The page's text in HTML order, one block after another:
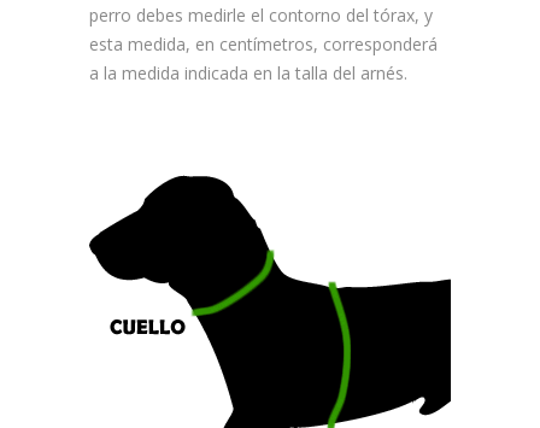
perro debes medirle el contorno del tórax, y
esta medida, en centímetros, corresponderá
a la medida indicada en la talla del arnés.